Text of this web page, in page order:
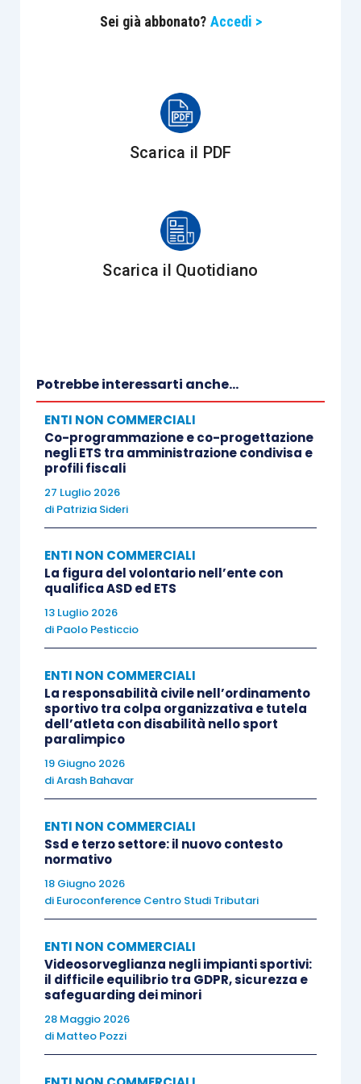
amministrazioni di riferimento.
Enti con la qualifica di
scioglimento volontario o
Le cooperative sociali ed i loro consorzi
acquisiscono di diritto la qualifica di impresa
sociale. Per le imprese sociali costituite in forma
In relazione alle tipologie di controllo, il
Decreto contempla due differenti fattispecie.
1. Controllo ordinario (Titolo II – articoli 10 e
ss. D.M. 54/2022)
Si tratta, nella specie, di un
quantomeno annuale
Ministero, a mezzo dei propri “controllori abilitati”,
secondo un programma appositamente
determinato annualmente (entro il 30 aprile).
Oggetto di valutazione è il
disciplina del Terzo Settore.
Il controllo si svolge, generalmente
sede sociale, in presenza del legale
interessata (o suo delegato), nel rispetto del
contraddittorio e salva la facoltà di farsi
assistere da altri amministratori, sindaci, soci,
professionisti di fiducia
Sei già abbonato? Accedi >
Scarica il PDF
Scarica il Quotidiano
Potrebbe interessarti anche...
ENTI NON COMMERCIALI
Co-programmazione e co-progettazione
negli ETS tra amministrazione condivisa e
profili fiscali
27 Luglio 2026
di Patrizia Sideri
ENTI NON COMMERCIALI
La figura del volontario nell’ente con
qualifica ASD ed ETS
13 Luglio 2026
di Paolo Pesticcio
ENTI NON COMMERCIALI
La responsabilità civile nell’ordinamento
sportivo tra colpa organizzativa e tutela
dell’atleta con disabilità nello sport
paralimpico
19 Giugno 2026
diArash Bahavar
ENTI NON COMMERCIALI
Ssd e terzo settore: il nuovo contesto
normativo
18 Giugno 2026
di Euroconference Centro Studi Tributari
ENTI NON COMMERCIALI
Videosorveglianza negli impianti sportivi:
il difficile equilibrio tra GDPR, sicurezza e
safeguarding dei minori
28 Maggio 2026
di Matteo Pozzi